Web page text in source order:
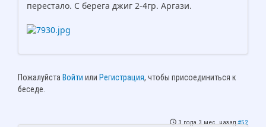
перестало. С берега джиг 2-4гр. Аргази.
Пожалуйста Войти или Регистрация, чтобы присоединиться к
беседе.
3 года 3 мес. назад #52